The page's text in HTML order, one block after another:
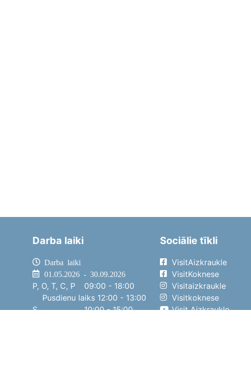
Darba laiki
Darba laiki
01.05.2026 - 30.09.2026
P, O, T, C, P
09:00 - 18:00
Pusdienu laiks 12:00 - 13:00
S
10:00 - 15:00
Sociālie tīkli
VisitAizkraukle
VisitKoknese
Visitaizkraukle
Visitkoknese
Visit Aizkraukle